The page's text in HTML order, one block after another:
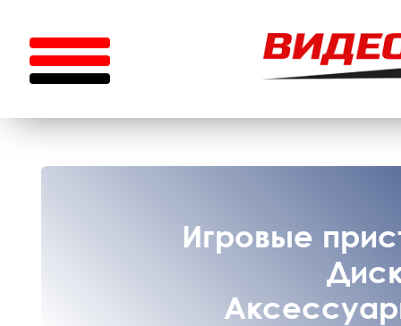
Игровые